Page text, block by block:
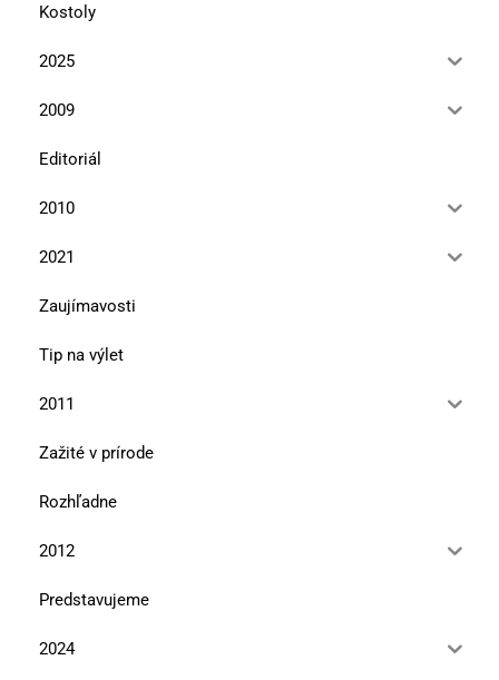
Kostoly
2025
2009
Editoriál
2010
2021
Zaujímavosti
Tip na výlet
2011
Zažité v prírode
Rozhľadne
2012
Predstavujeme
2024